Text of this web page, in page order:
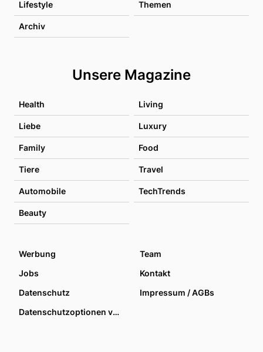
Lifestyle Themen
Archiv
Unsere Magazine
Health Living
Liebe Luxury
Family Food
Tiere Travel
Automobile TechTrends
Beauty
Werbung
Team
Jobs
Kontakt
Datenschutz
Impressum / AGBs
Datenschutzoptionen verwalten